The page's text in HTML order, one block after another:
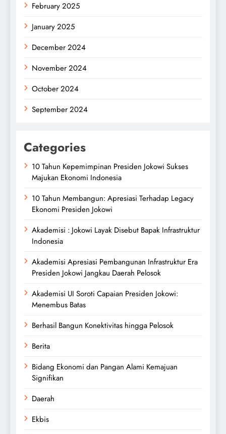
February 2025
January 2025
December 2024
November 2024
October 2024
September 2024
Categories
10 Tahun Kepemimpinan Presiden Jokowi Sukses
Majukan Ekonomi Indonesia
10 Tahun Membangun: Apresiasi Terhadap Legacy
Ekonomi Presiden Jokowi
Akademisi : Jokowi Layak Disebut Bapak Infrastruktur
Indonesia
Akademisi Apresiasi Pembangunan Infrastruktur Era
Presiden Jokowi Jangkau Daerah Pelosok
Akademisi UI Soroti Capaian Presiden Jokowi:
Menembus Batas
Berhasil Bangun Konektivitas hingga Pelosok
Berita
Bidang Ekonomi dan Pangan Alami Kemajuan
Signifikan
Daerah
Ekbis